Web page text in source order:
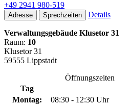
+49 2941 980-519
Adresse Sprechzeiten Details
Verwaltungsgebäude Klusetor 31
Raum: 10
Klusetor 31
59555 Lippstadt
Öffnungszeiten
Tag
Montag:
08:30 - 12:30 Uhr